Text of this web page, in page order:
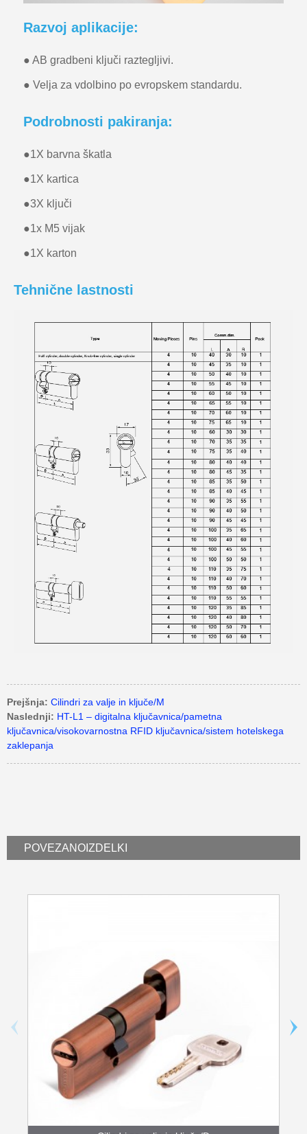
Razvoj aplikacije:
● AB gradbeni ključi raztegljivi.
● Velja za vdolbino po evropskem standardu.
Podrobnosti pakiranja:
●1X barvna škatla
●1X kartica
●3X ključi
●1x M5 vijak
●1X karton
Tehnične lastnosti
Prejšnja: Cilindri za valje in ključe/M
Naslednji: HT-L1 – digitalna ključavnica/pametna
ključavnica/visokovarnostna RFID ključavnica/sistem hotelskega
zaklepanja
POVEZANO IZDELKI